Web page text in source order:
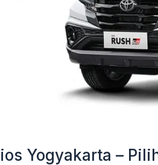
Yogyakarta –